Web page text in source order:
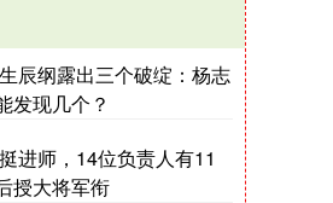
辰纲露出三个破绽：杨志
发现几个？
进师，14位负责人有11
授大将军衔